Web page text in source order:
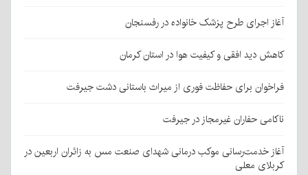
آغاز اجرای طرح پزشک خانواده در رفسنجان
کاهش دید افقی و کیفیت هوا در استان کرمان
فراخوان برای حفاظت فوری از میراث باستانی دشت جیرفت
ناکامی حفاران غیرمجاز در جیرفت
آغاز خدمت‌رسانی موکب درمانی شهدای صنعت مس به زائران اربعین در
کربلای معلی